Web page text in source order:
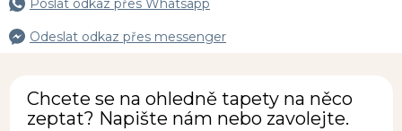
Poslat odkaz přes Whatsapp
Odeslat odkaz přes messenger
Chcete se na ohledně tapety na něco
zeptat? Napište nám nebo zavolejte.